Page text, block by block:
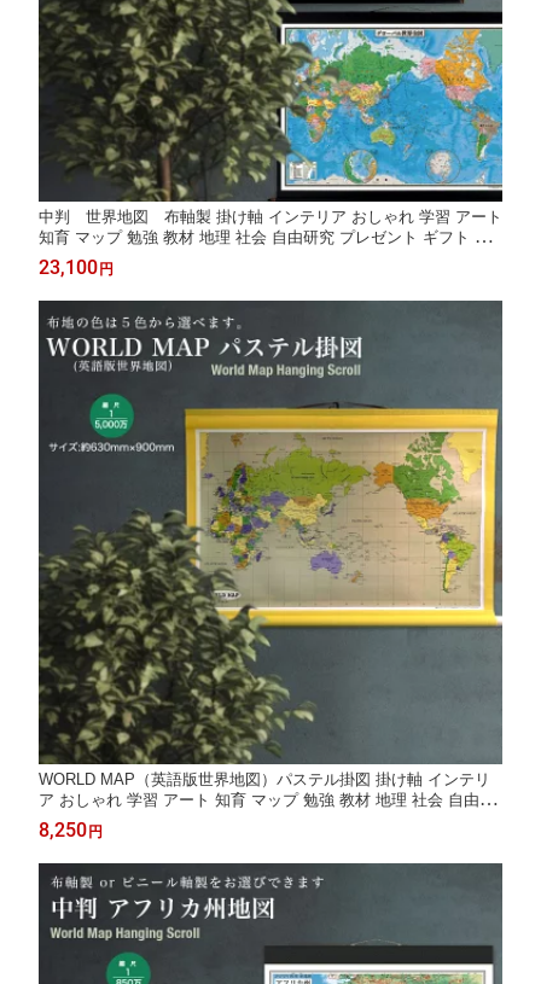
中判 世界地図 布軸製 掛け軸 インテリア おしゃれ 学習 アート
知育 マップ 勉強 教材 地理 社会 自由研究 プレゼント ギフト 伝
統 日本文化 入学祝い 受験 モダン 国旗
23,100 円
WORLD MAP（英語版世界地図）パステル掛図 掛け軸 インテリ
ア おしゃれ 学習 アート 知育 マップ 勉強 教材 地理 社会 自由研
究 プレゼント ギフト 伝統 日本文化 入学祝い 受験 モダン 国旗
8,250 円